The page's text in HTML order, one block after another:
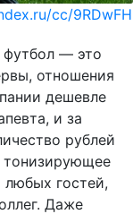
cc/9RDwFH
— это
отношения
дешевле
и за
рублей
тонизирующее
любых гостей,
Даже